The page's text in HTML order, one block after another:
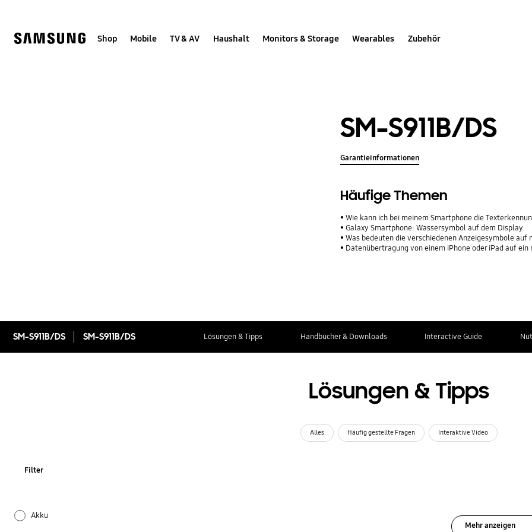
Shop Mobile TV & AV Haushalt Monitors & Storage Wearables Zubehör
SM-S911B/DS
Garantieinformationen
Häufige Themen
Wie kann ich bei meinem Smartphone die
Galaxy Smartphone: Wassersymbol auf dem Display
Was bedeuten die verschiedenen Anzeigesymbole auf
Datenübertragung von einem iPhone oder iPad auf
SM-S911B/DS SM-S911B/DS Lösungen & Tipps Handbücher & Downloads Interactive Guide
Lösungen & Tipps
Alles Häufig gestellte Fragen Interaktive Video
Filter
Akku
Mehr anzeigen